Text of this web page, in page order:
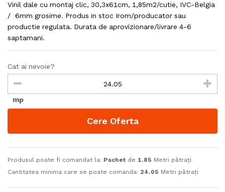
Vinil dale cu montaj clic, 30,3x61cm, 1,85m2/cutie, IVC-Belgia
/ 6mm grosime. Produs in stoc Irom/producator sau
productie regulata. Durata de aprovizionare/livrare 4-6
saptamani.
Cat ai nevoie?
mp
Cere Oferta
Produsul poate fi comandat la: Pachet de 1.85 Metri pătrați
Cantitatea minima care se poate comanda: 24.05 Metri pătrați